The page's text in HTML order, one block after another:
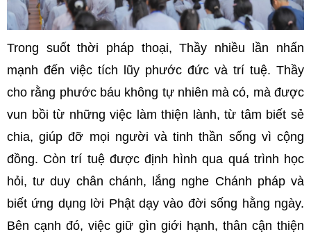
Trong suốt thời pháp thoại, Thầy nhiều lần nhấn
mạnh đến việc tích lũy phước đức và trí tuệ. Thầy
cho rằng phước báu không tự nhiên mà có, mà được
vun bồi từ những việc làm thiện lành, từ tâm biết sẻ
chia, giúp đỡ mọi người và tinh thần sống vì cộng
đồng. Còn trí tuệ được định hình qua quá trình học
hỏi, tư duy chân chánh, lắng nghe Chánh pháp và
biết ứng dụng lời Phật dạy vào đời sống hằng ngày.
Bên cạnh đó, việc giữ gìn giới hạnh, thân cận thiện